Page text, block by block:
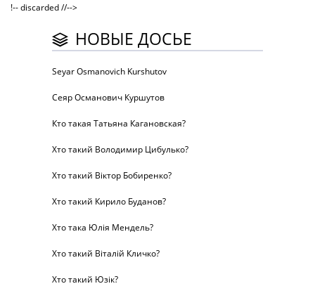
!-- discarded //-->
НОВЫЕ ДОСЬЕ
Seyar Osmanovich Kurshutov
Сеяр Османович Куршутов
Кто такая Татьяна Кагановская?
Хто такий Володимир Цибулько?
Хто такий Віктор Бобиренко?
Хто такий Кирило Буданов?
Хто така Юлія Мендель?
Хто такий Віталій Кличко?
Хто такий Юзік?